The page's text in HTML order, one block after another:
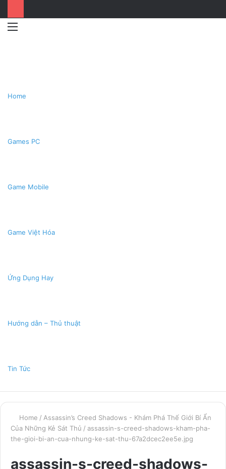
Home
Games PC
Game Mobile
Game Việt Hóa
Ứng Dụng Hay
Hướng dẫn – Thủ thuật
Tin Tức
Home / Assassin’s Creed Shadows - Khám Phá Thế Giới Bí Ẩn
Của Những Kẻ Sát Thủ / assassin-s-creed-shadows-kham-pha-
the-gioi-bi-an-cua-nhung-ke-sat-thu-67a2dcec2ee5e.jpg
assassin-s-creed-shadows-